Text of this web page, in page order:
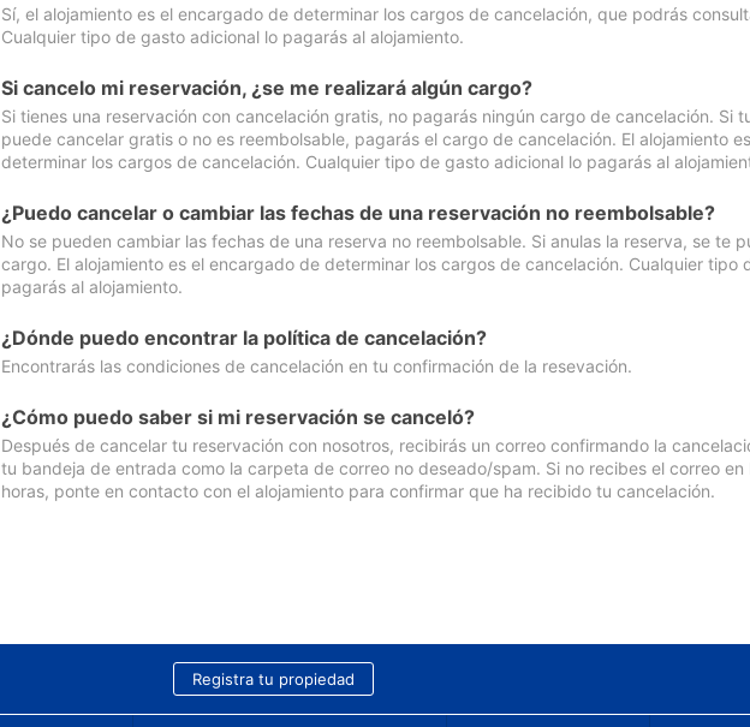
Sí, el alojamiento es el encargado de determinar los cargos de cancelación, que podrás
Cualquier tipo de gasto adicional lo pagarás al alojamiento.
Si cancelo mi reservación, ¿se me realizará algún cargo?
Si tienes una reservación con cancelación gratis, no pagarás ningún cargo de cancelación. Si
puede cancelar gratis o no es reembolsable, pagarás el cargo de cancelación. El alojamiento
determinar los cargos de cancelación. Cualquier tipo de gasto adicional lo pagarás al
¿Puedo cancelar o cambiar las fechas de una reservación no reembolsable?
No se pueden cambiar las fechas de una reserva no reembolsable. Si anulas la reserva, se te
cargo. El alojamiento es el encargado de determinar los cargos de cancelación. Cualquier tipo
pagarás al alojamiento.
¿Dónde puedo encontrar la política de cancelación?
Encontrarás las condiciones de cancelación en tu confirmación de la resevación.
¿Cómo puedo saber si mi reservación se canceló?
Después de cancelar tu reservación con nosotros, recibirás un correo confirmando la
tu bandeja de entrada como la carpeta de correo no deseado/spam. Si no recibes el correo en
horas, ponte en contacto con el alojamiento para confirmar que ha recibido tu cancelación.
Registra tu propiedad